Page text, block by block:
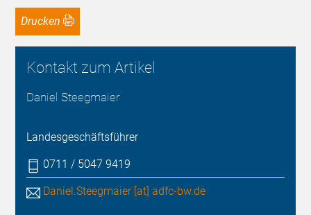
Drucken
Kontakt zum Artikel
Daniel Steegmaier
Landesgeschäftsführer
0711 / 5047 9419
Daniel.Steegmaier [at] adfc-bw.de